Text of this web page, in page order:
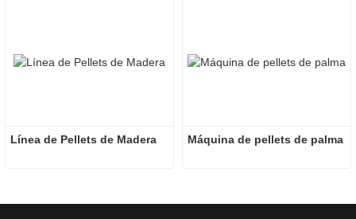
Línea de Pellets de Madera Máquina de pellets de palma